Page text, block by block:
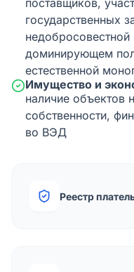
поставщиков,
государственных
доминирующем
естественной
Имущество и
наличие объектов
собственности,
во ВЭД
Реестр